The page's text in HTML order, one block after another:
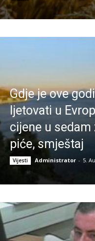
Gdje je ove
ljetovati u
cijene u
piće, smještaj
Vijesti Administrator - 5.